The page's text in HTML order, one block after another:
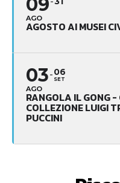
AGO
AGOSTO AI MUSEI
03
AGO
06
SET
RANGOLA IL GONG
COLLEZIONE LUIGI
PUCCINI